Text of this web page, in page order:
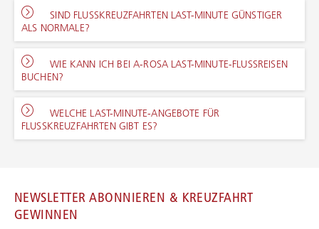
SIND FLUSSKREUZFAHRTEN LAST-MINUTE GÜNSTIGER
ALS NORMALE?
WIE KANN ICH BEI A-ROSA LAST-MINUTE-FLUSSREISEN
BUCHEN?
WELCHE LAST-MINUTE-ANGEBOTE FÜR
FLUSSKREUZFAHRTEN GIBT ES?
NEWSLETTER ABONNIEREN & KREUZFAHRT
GEWINNEN